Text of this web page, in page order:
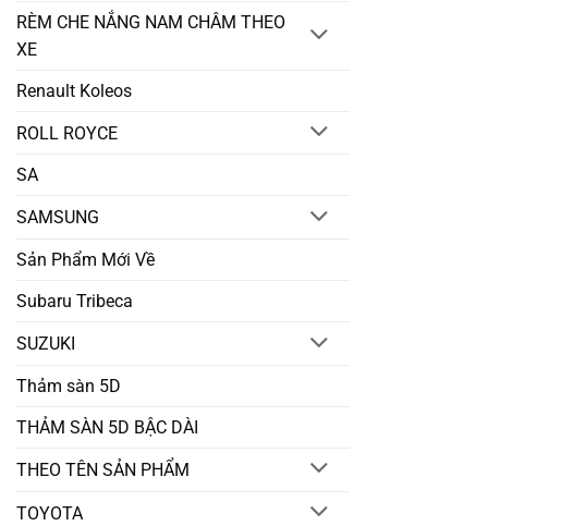
RÈM CHE NẮNG NAM CHÂM THEO
XE
Renault Koleos
ROLL ROYCE
SA
SAMSUNG
Sản Phẩm Mới Về
Subaru Tribeca
SUZUKI
Thảm sàn 5D
THẢM SÀN 5D BẬC DÀI
THEO TÊN SẢN PHẨM
TOYOTA